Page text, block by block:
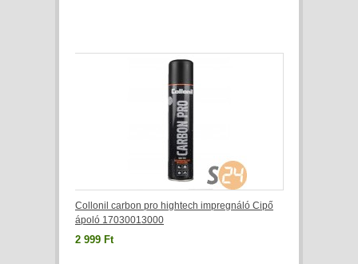
Collonil carbon pro hightech impregnáló Cipő
ápoló 17030013000
2 999 Ft